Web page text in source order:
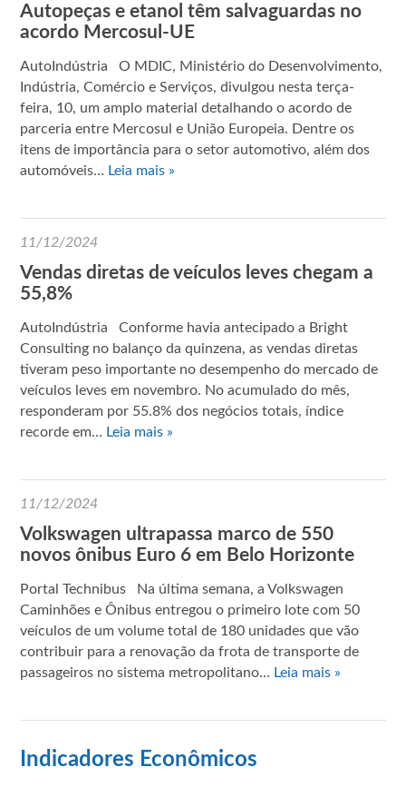
Autopeças e etanol têm salvaguardas no
acordo Mercosul-UE
AutoIndústria O MDIC, Ministério do Desenvolvimento,
Indústria, Comércio e Serviços, divulgou nesta terça-
feira, 10, um amplo material detalhando o acordo de
parceria entre Mercosul e União Europeia. Dentre os
itens de importância para o setor automotivo, além dos
automóveis… Leia mais »
11/12/2024
Vendas diretas de veículos leves chegam a
55,8%
AutoIndústria Conforme havia antecipado a Bright
Consulting no balanço da quinzena, as vendas diretas
tiveram peso importante no desempenho do mercado de
veículos leves em novembro. No acumulado do mês,
responderam por 55.8% dos negócios totais, índice
recorde em… Leia mais »
11/12/2024
Volkswagen ultrapassa marco de 550
novos ônibus Euro 6 em Belo Horizonte
Portal Technibus Na última semana, a Volkswagen
Caminhões e Ônibus entregou o primeiro lote com 50
veículos de um volume total de 180 unidades que vão
contribuir para a renovação da frota de transporte de
passageiros no sistema metropolitano… Leia mais »
Indicadores Econômicos